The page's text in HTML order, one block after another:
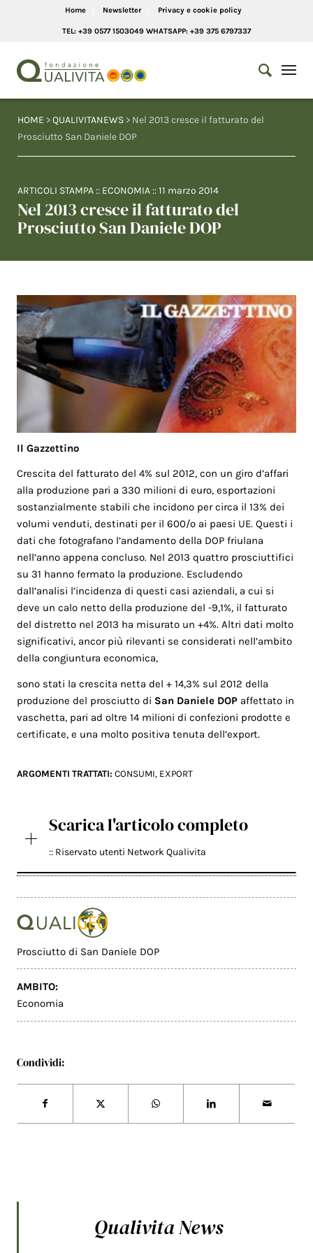
Home Newsletter Privacy e cookie policy
TEL: +39 0577 1503049 WHATSAPP: +39 375 6797337
HOME >QUALIVITANEWS > Nel 2013 cresce il fatturato del
Prosciutto San Daniele DOP
ARTICOLI STAMPA :: ECONOMIA ::11 marzo 2014
Nel 2013 cresce il fatturato del
Prosciutto San Daniele DOP
Il Gazzettino
Crescita del fatturato del 4% sul 2012, con un giro d’affari
alla produzione pari a 330 milioni di euro, esportazioni
sostanzialmente stabili che incidono per circa il 13% dei
volumi venduti, destinati per il 600/o ai paesi UE. Questi i
dati che fotografano l’andamento della DOP friulana
nell’anno appena concluso. Nel 2013 quattro prosciuttifici
su 31 hanno fermato la produzione. Escludendo
dall’analisi l’incidenza di questi casi aziendali, a cui si
deve un calo netto della produzione del -9,1%, il fatturato
del distretto nel 2013 ha misurato un +4%. Altri dati molto
significativi, ancor più rilevanti se considerati nell’ambito
della congiuntura economica,
sono stati la crescita netta del + 14,3% sul 2012 della
produzione del prosciutto di San Daniele DOP affettato in
vaschetta, pari ad oltre 14 milioni di confezioni prodotte e
certificate, e una molto positiva tenuta dell’export.
ARGOMENTI TRATTATI:CONSUMI, EXPORT
Scarica l'articolo completo
:: Riservato utenti Network Qualivita
Prosciutto di San Daniele DOP
AMBITO:
Economia
Condividi:
Qualivita News